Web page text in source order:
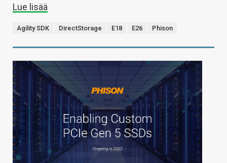
Lue lisää
Agility SDK DirectStorage E18 E26 Phison